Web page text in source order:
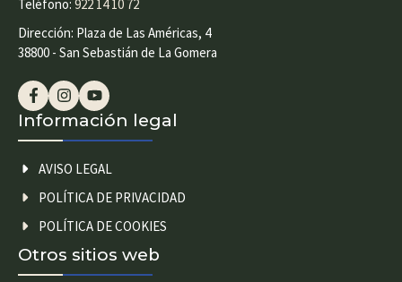
Teléfono: 922 14 10 72
Dirección: Plaza de Las Américas, 4
38800 - San Sebastián de La Gomera
Información legal
AVISO LEGAL
POLÍTICA DE PRIVACIDAD
POLÍTICA DE COOKIES
Otros sitios web